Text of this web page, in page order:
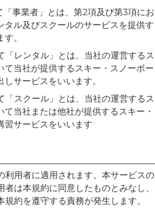
「事業者」とは、第2項及び第3項にお
タル及びスクールのサービスを提供す
。
「レンタル」とは、当社の運営するス
て当社が提供するスキー・スノーボー
しサービスをいいます。
「スクール」とは、当社の運営するス
て当社または他社が提供するスキー・
習サービスをいいます
利用者に適用されます。本サービスの
は本規約に同意したものとみなし、
約を遵守する責務が発生します。